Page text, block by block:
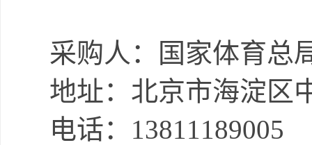
采购人：
国家体育总
地址： 北京市海淀区
电话： 13811189005